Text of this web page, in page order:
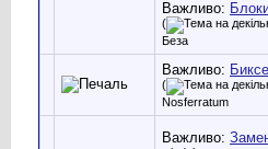
Важливо:
(
Беза
Важливо:
(
Nosferratum
Важливо: